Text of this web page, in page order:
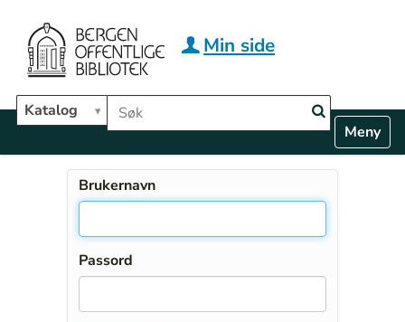
Hopp til hovedinnhold
Søk i biblioteket
Katalog
Min side
v
Toggle
Brukernavn
Passord